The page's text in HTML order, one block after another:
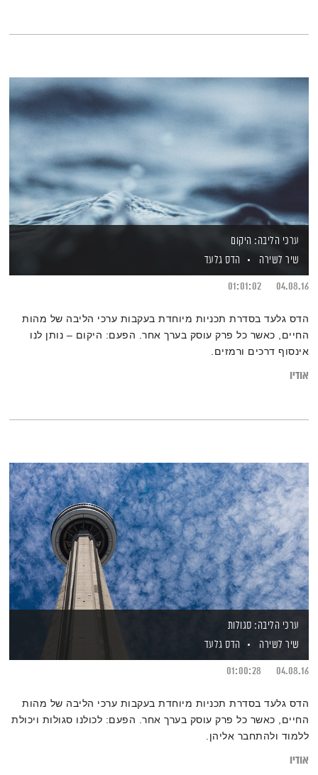
ערכי הליבה: היקום
שיר לשירה
הדס גלעד
04.08.16
01:01:02
הדס גלעד בסדרת תכניות מיוחדת בעקבות ערכי הליבה של מהות
החיים, כאשר כל פרק עוסק בערך אחר. הפעם: היקום – נותן לנו
אינסוף דרכים ורמזים.
אודיו
ערכי הליבה: סגולות
שיר לשירה
הדס גלעד
04.08.16
01:00:28
הדס גלעד בסדרת תכניות מיוחדת בעקבות ערכי הליבה של מהות
החיים, כאשר כל פרק עוסק בערך אחר. הפעם: לכולנו סגולות ויכולת
ללמוד ולהתחבר אליהן.
אודיו